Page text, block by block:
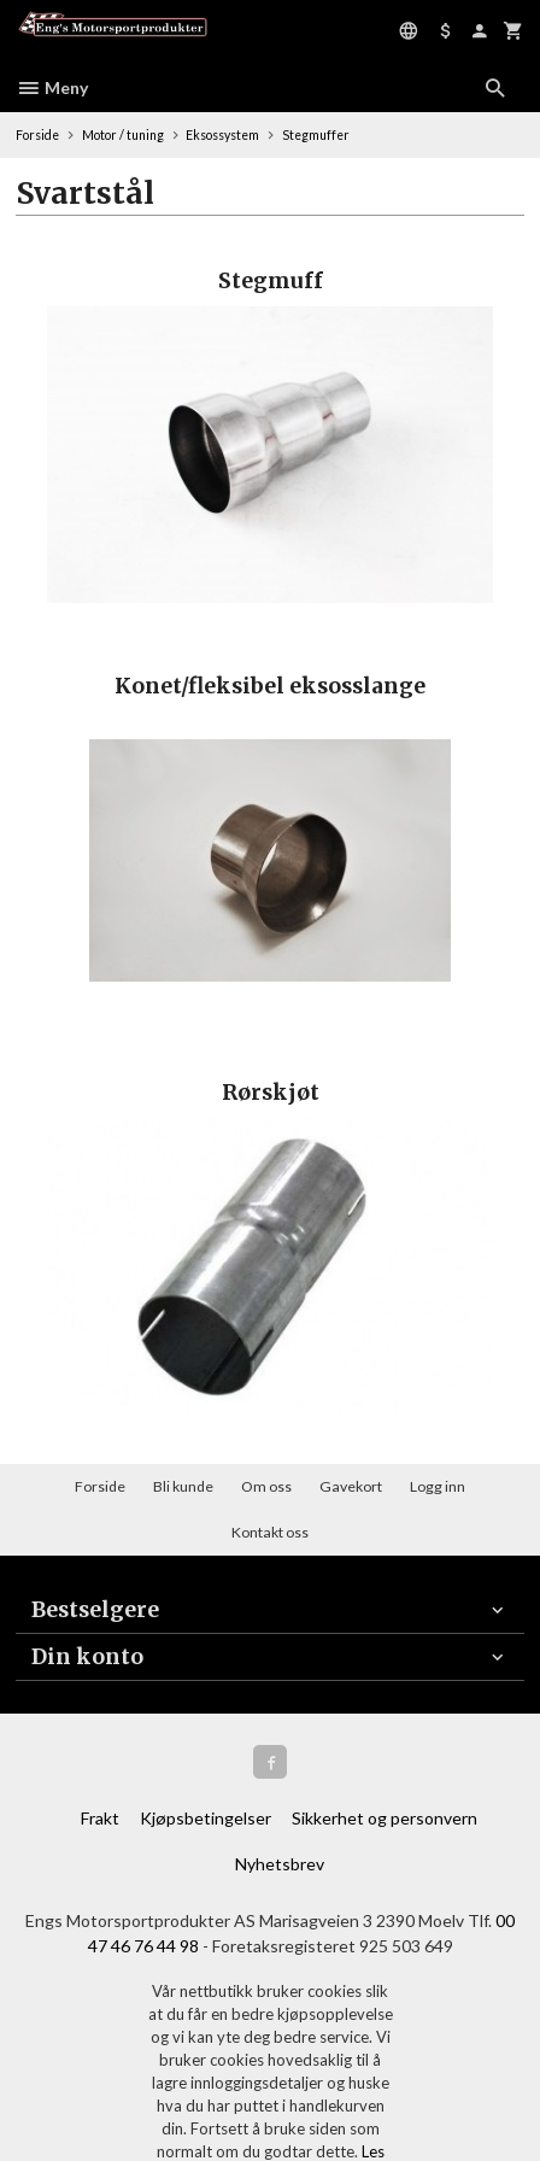
Meny
Forside Motor / tuning Eksossystem Stegmuffer
Svartstål
Stegmuff
Konet/fleksibel eksosslange
Rørskjøt
Forside Bli kunde Om oss Gavekort Logg inn
Kontakt oss
Bestselgere
Din konto
Frakt Kjøpsbetingelser Sikkerhet og personvern
Nyhetsbrev
Engs Motorsportprodukter AS Marisagveien 3 2390 Moelv Tlf.00
47 46 76 44 98 - Foretaksregisteret 925 503 649
Vår nettbutikk bruker cookies slik
at du får en bedre kjøpsopplevelse
og vi kan yte deg bedre service. Vi
bruker cookies hovedsaklig til å
lagre innloggingsdetaljer og huske
hva du har puttet i handlekurven
din. Fortsett å bruke siden som
normalt om du godtar dette. Les